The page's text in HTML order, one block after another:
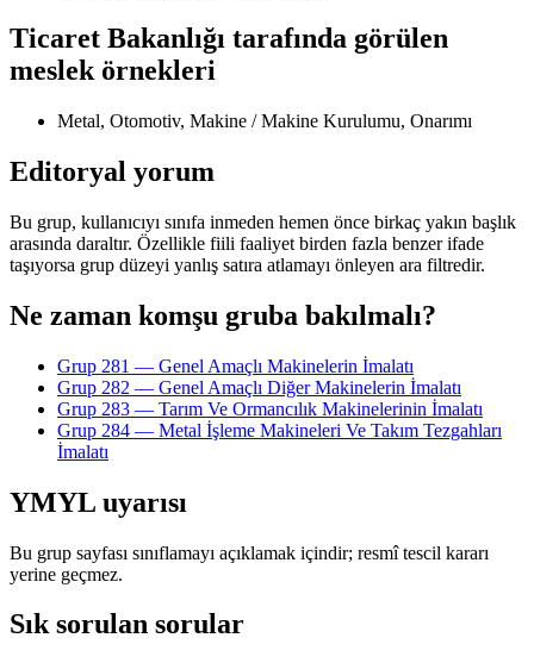
Ticaret Bakanlığı tarafında görülen
meslek örnekleri
Metal, Otomotiv, Makine / Makine Kurulumu, Onarımı
Editoryal yorum
Bu grup, kullanıcıyı sınıfa inmeden hemen önce birkaç yakın başlık
arasında daraltır. Özellikle fiili faaliyet birden fazla benzer ifade
taşıyorsa grup düzeyi yanlış satıra atlamayı önleyen ara filtredir.
Ne zaman komşu gruba bakılmalı?
Grup 281 — Genel Amaçlı Makinelerin İmalatı
Grup 282 — Genel Amaçlı Diğer Makinelerin İmalatı
Grup 283 — Tarım Ve Ormancılık Makinelerinin İmalatı
Grup 284 — Metal İşleme Makineleri Ve Takım Tezgahları
İmalatı
YMYL uyarısı
Bu grup sayfası sınıflamayı açıklamak içindir; resmî tescil kararı
yerine geçmez.
Sık sorulan sorular